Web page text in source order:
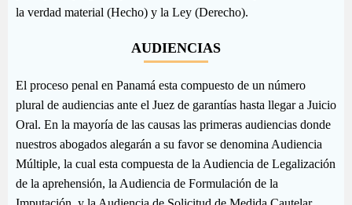
la verdad material (Hecho) y la Ley (Derecho).
AUDIENCIAS
El proceso penal en Panamá esta compuesto de un número
plural de audiencias ante el Juez de garantías hasta llegar a Juicio
Oral. En la mayoría de las causas las primeras audiencias donde
nuestros abogados alegarán a su favor se denomina Audiencia
Múltiple, la cual esta compuesta de la Audiencia de Legalización
de la aprehensión, la Audiencia de Formulación de la